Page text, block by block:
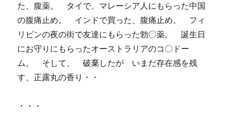
た、腹薬。 タイで、マレーシア人にもらった中国
の腹痛止め。 インドで買った、腹痛止め。 フィ
リピンの夜の街で友達にもらった勃〇薬。 誕生日
にお守りにもらったオーストラリアのコ〇ドー
ム。 そして、 破棄したが いまだ存在感を残
す、正露丸の香り・・
・・・